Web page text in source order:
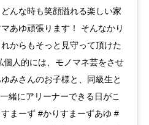
んな時も笑顔溢れる楽しい家
あゆ頑張ります！ そんなかり
からもそっと見守って頂けた
個人的には、モノマネ芸をさせ
みさんのお子様と、同級生と
緒にアリーナーできる日がこ
まーず #かりすまーずあゆ #